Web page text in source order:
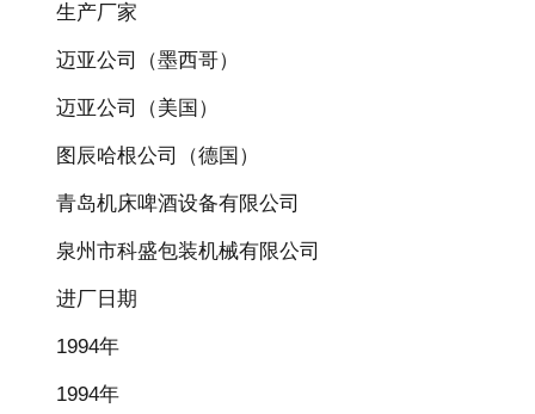
生产厂家
迈亚公司（墨西哥）
迈亚公司（美国）
图辰哈根公司（德国）
青岛机床啤酒设备有限公司
泉州市科盛包装机械有限公司
进厂日期
1994年
1994年